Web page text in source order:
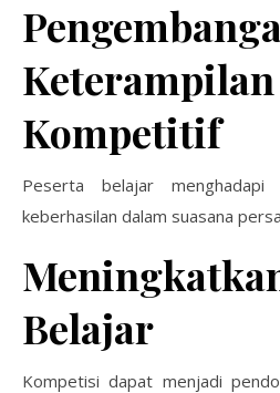
Keterampilan
Kompetitif
Peserta belajar
keberhasilan dalam suasana
Belajar
Kompetisi dapat menjadi